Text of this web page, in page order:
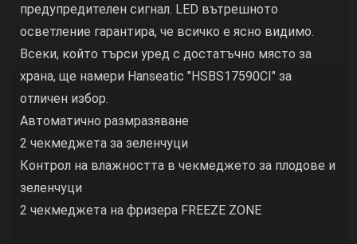
предупредителен сигнал. LED вътрешното
осветление гарантира, че всичко е ясно видимо.
Всеки, който търси уред с достатъчно място за
храна, ще намери Hanseatic "HSBS17590CI" за
отличен избор.
Автоматично размразяване
2 чекмеджета за зеленчуци
Контрол на влажността в чекмеджето за плодове и
зеленчуци
2 чекмеджета на фризера FREEZE ZONE